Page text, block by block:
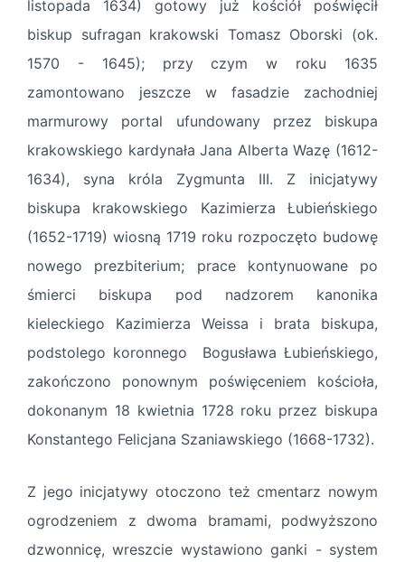
listopada 1634) gotowy już kościół poświęcił
biskup sufragan krakowski Tomasz Oborski (ok.
1570­ - 1645); przy czym w roku 1635
zamontowano jeszcze w fasadzie zachodniej
marmurowy portal ufundowany przez biskupa
krakowskiego kardynała Jana Alberta Wazę (1612-
1634), syna króla Zygmunta III. Z inicjatywy
biskupa krakowskiego Kazimierza Łubieńskiego
(1652-1719) wiosną 1719 roku rozpoczęto budowę
nowego prezbiterium; prace kontynuowane po
śmierci biskupa pod nadzorem kanonika
kieleckiego Kazimierza Weissa i brata biskupa,
podstolego koronnego Bogusława Łubieńskiego,
zakończono ponownym poświęceniem kościoła,
dokonanym 18 kwietnia 1728 roku przez biskupa
Konstantego Felicjana Szaniawskiego (1668-1732).
Z jego inicjatywy otoczono też cmentarz nowym
ogrodzeniem z dwoma bramami, podwyższono
dzwonnicę, wreszcie wystawiono ganki - system